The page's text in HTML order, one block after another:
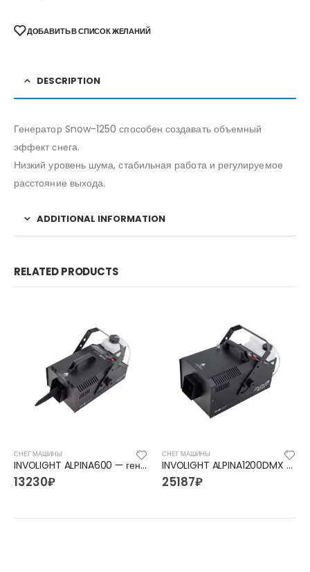
ДОБАВИТЬ В СПИСОК ЖЕЛАНИЙ
DESCRIPTION
Генератор Snow-1250 способен создавать объемный
эффект снега.
Низкий уровень шума, стабильная работа и регулируемое
расстояние выхода.
ADDITIONAL INFORMATION
RELATED PRODUCTS
СНЕГ МАШИНЫ
INVOLIGHT ALPINA600 — генератор снега 600Вт, проводной пульт X-4
13230₽
СНЕГ МАШИНЫ
INVOLIGHT ALPINA1200DMX — генератор снега 1200Вт, проводной таймер-контроллер «D-800»
25187₽